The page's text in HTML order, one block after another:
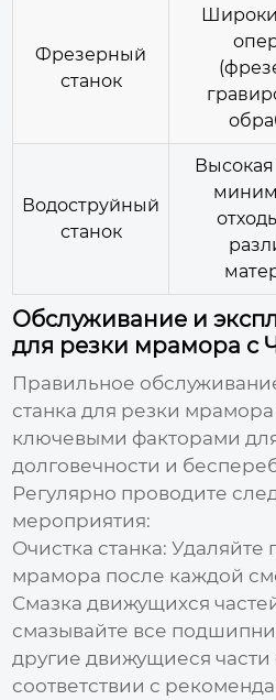
Фрезерный
станок
Водоструйный
станок
Высокая
Обслуживание и
для резки мрамора с
Правильное
станка для резки
ключевыми факторами
долговечности и
Регулярно проводите
мероприятия:
Очистка станка: Удаляйте
мрамора после каждой
Смазка движущихся
смазывайте все
другие движущиеся части
соответствии с